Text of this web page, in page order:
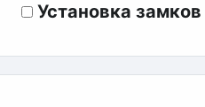
Установка замков